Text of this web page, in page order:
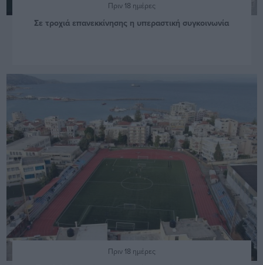
Πριν 18 ημέρες
Σε τροχιά επανεκκίνησης η υπεραστική συγκοινωνία
Πριν 18 ημέρες